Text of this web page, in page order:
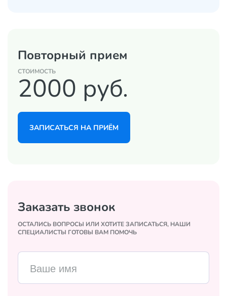
Повторный прием
CТОИМОСТЬ
2000 руб.
ЗАПИСАТЬСЯ НА ПРИЁМ
Заказать звонок
ОСТАЛИСЬ ВОПРОСЫ ИЛИ ХОТИТЕ ЗАПИСАТЬСЯ, НАШИ
СПЕЦИАЛИСТЫ ГОТОВЫ ВАМ ПОМОЧЬ
Ваше имя